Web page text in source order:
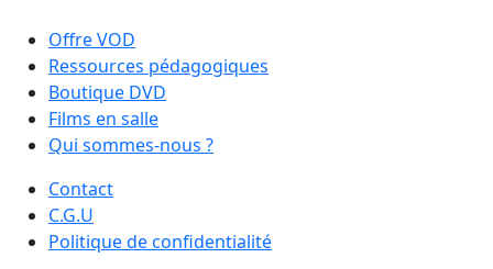
Offre VOD
Ressources pédagogiques
Boutique DVD
Films en salle
Qui sommes-nous ?
Contact
C.G.U
Politique de confidentialité